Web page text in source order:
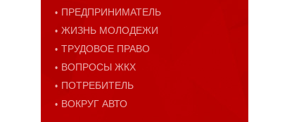
ПРЕДПРИНИМАТЕЛЬ
ЖИЗНЬ МОЛОДЕЖИ
ТРУДОВОЕ ПРАВО
ВОПРОСЫ ЖКХ
ПОТРЕБИТЕЛЬ
ВОКРУГ АВТО